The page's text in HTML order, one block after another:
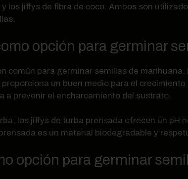
los jiffys de fibra de coco. Ambos son
opción para germinar
común para germinar semillas de
un buen medio para el
a prevenir el encharcamiento del sustrato.
los jiffys de turba prensada ofrecen un pH
es un material biodegradable y
opción para germinar